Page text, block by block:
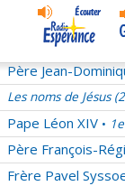
Père Alexandre
Père Christophe
Père Jean-
Les noms de Jésus
Pape Léon XIV •
Père François-
Frère Pavel